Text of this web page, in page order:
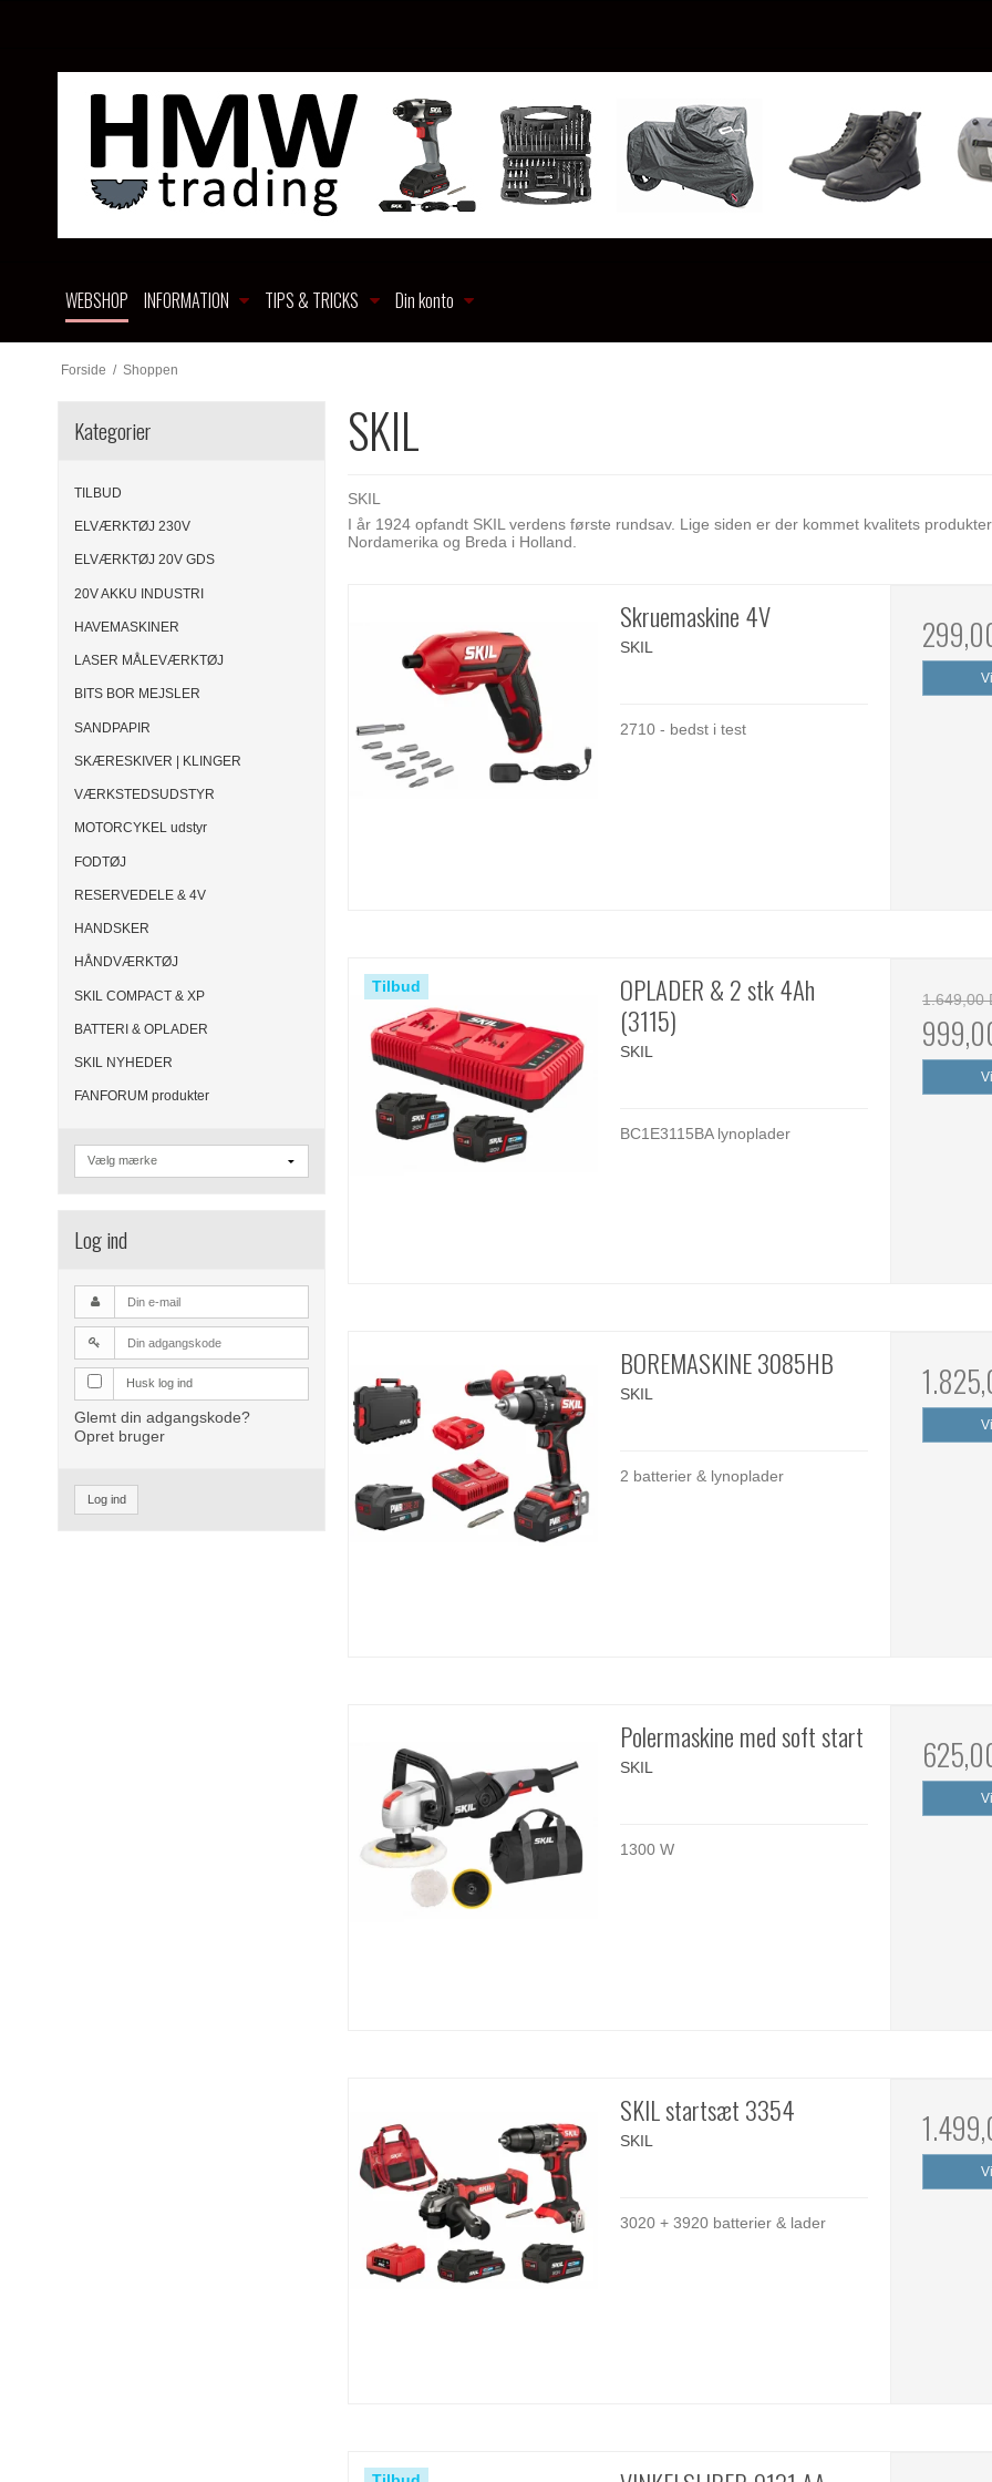
WEBSHOP INFORMATION TIPS & TRICKS Din konto
Forside / Shoppen
Kategorier
TILBUD
ELVÆRKTØJ 230V
ELVÆRKTØJ 20V GDS
20V AKKU INDUSTRI
HAVEMASKINER
LASER MÅLEVÆRKTØJ
BITS BOR MEJSLER
SANDPAPIR
SKÆRESKIVER | KLINGER
VÆRKSTEDSUDSTYR
MOTORCYKEL udstyr
FODTØJ
RESERVEDELE & 4V
HANDSKER
HÅNDVÆRKTØJ
SKIL COMPACT & XP
BATTERI & OPLADER
SKIL NYHEDER
FANFORUM produkter
Log ind
Husk log ind
Glemt din adgangskode?
Opret bruger
Log ind
SKIL
SKIL
I år 1924 opfandt SKIL verdens første rundsav. Lige siden er der kommet kvalitets
Nordamerika og Breda i Holland.
Skruemaskine 4V
SKIL
2710 - bedst i test
Tilbud
OPLADER & 2 stk 4Ah
(3115)
SKIL
BC1E3115BA lynoplader
1.649,00
BOREMASKINE 3085HB
SKIL
2 batterier & lynoplader
Polermaskine med soft start
SKIL
1300 W
SKIL startsæt 3354
SKIL
3020 + 3920 batterier & lader